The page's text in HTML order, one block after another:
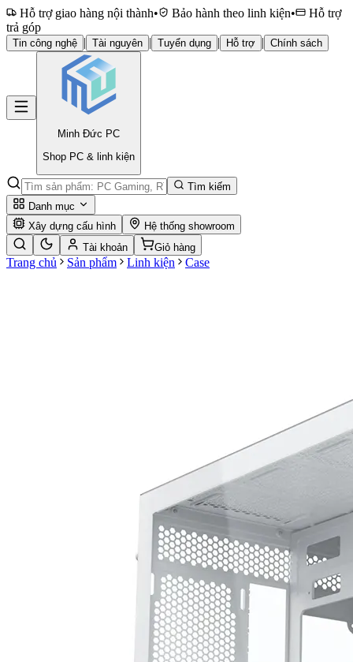
Hỗ trợ giao hàng nội thành• Bảo hành theo linh kiện•
Hỗ trợ
trả góp
Tin công nghệ | Tài nguyên | Tuyển dụng | Hỗ trợ | Chính sách
Minh Đức PC
Shop PC & linh kiện
Tìm kiếm
Danh mục
Xây dựng cấu hình
Hệ thống showroom
Tài khoản
Giỏ hàng
Trang chủ Sản phẩm Linh kiện Case